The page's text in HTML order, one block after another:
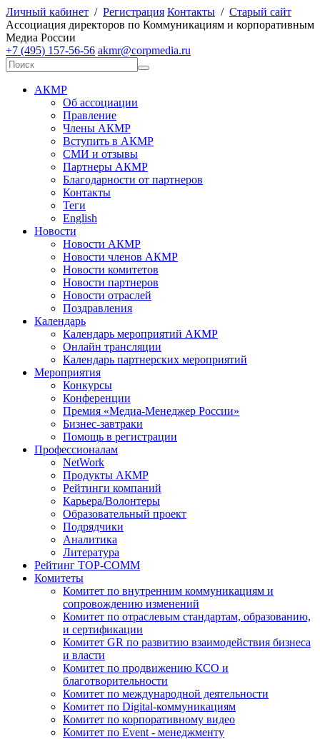
Личный кабинет / Регистрация Контакты / Старый сайт
Ассоциация директоров по Коммуникациям и корпоративным
Медиа России
+7 (495) 157-56-56 akmr@corpmedia.ru
АКМР
Об ассоциации
Правление
Члены АКМР
Вступить в АКМР
СМИ и отзывы
Партнеры АКМР
Благодарности от партнеров
Контакты
Теги
English
Новости
Новости АКМР
Новости членов АКМР
Новости комитетов
Новости партнеров
Новости отраслей
Поздравления
Календарь
Календарь мероприятий АКМР
Онлайн трансляции
Календарь партнерских мероприятий
Мероприятия
Конкурсы
Конференции
Премия «Медиа-Менеджер России»
Бизнес-завтраки
Помощь в регистрации
Профессионалам
NetWork
Продукты АКМР
Рейтинги компаний
Карьера/Волонтеры
Образовательный проект
Подрядчики
Аналитика
Литература
Рейтинг TOP-COMM
Комитеты
Комитет по внутренним коммуникациям и
сопровождению изменений
Комитет по отраслевым стандартам, образованию,
и сертификации
Комитет GR по развитию взаимодействия бизнеса
и власти
Комитет по продвижению КСО и
благотворительности
Комитет по международной деятельности
Комитет по Digital-коммуникациям
Комитет по корпоративному видео
Комитет по Event - менеджменту